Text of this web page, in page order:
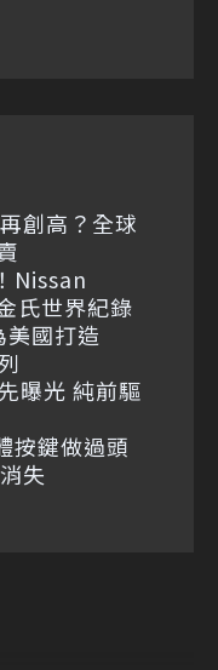
創高？全球
Nissan
氏世界紀錄
國打造
曝光 純前驅
按鍵做過頭
失